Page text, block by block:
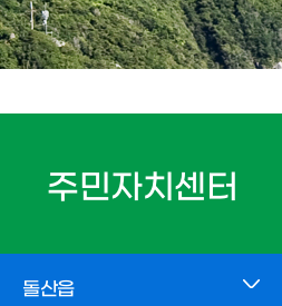
주민자치센터
돌산읍